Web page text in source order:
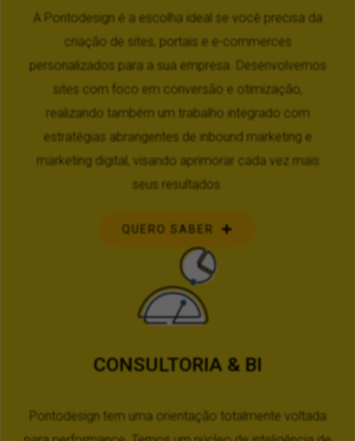
A Pontodesign é a escolha ideal se você precisa da
criação de sites, portais e e-commerces
personalizados para a sua empresa. Desenvolvemos
sites com foco em conversão e otimização,
realizando também um trabalho integrado com
estratégias abrangentes de inbound marketing e
marketing digital, visando aprimorar cada vez mais
seus resultados.
QUERO SABER
CONSULTORIA & BI
Pontodesign tem uma orientação totalmente voltada